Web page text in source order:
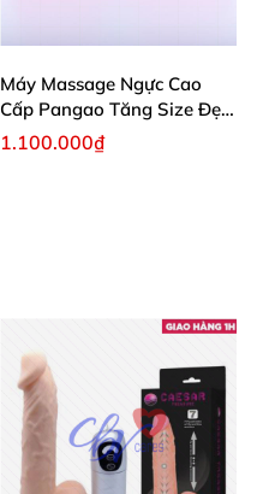
Máy Massage Ngực Cao
Cấp Pangao Tăng Size Đẹp
Dáng
1.100.000₫